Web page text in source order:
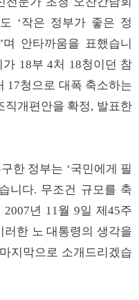
‘작은 정부가 좋은 정
안타까움을 표했습니
18부 4처 18청이던 참
17청으로 대폭 축소하는
직개편안을 확정, 발표한
한 정부는 ‘국민에게 필
니다. 무조건 규모를 축
년 11월 9일 제45주
러한 노 대통령의 생각을
지막으로 소개드리겠습